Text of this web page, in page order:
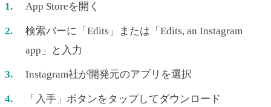
App Storeを開く
検索バーに「Edits」または「Edits, an Instagram
app」と入力
Instagram社が開発元のアプリを選択
「入手」ボタンをタップしてダウンロード